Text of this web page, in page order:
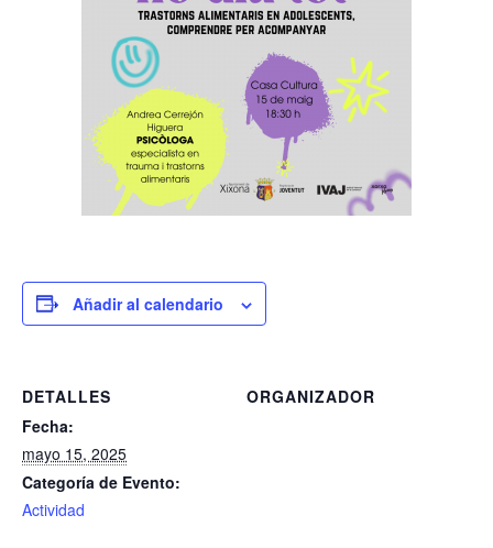
Añadir al calendario
DETALLES
Fecha:
mayo 15, 2025
Categoría de Evento:
Actividad
ORGANIZADOR